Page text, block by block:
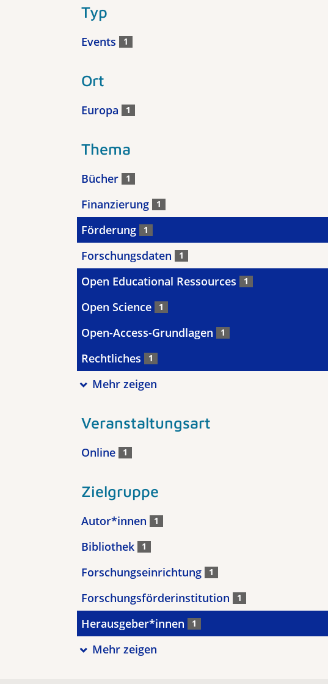
Typ
Events 1
Ort
Europa 1
Thema
Bücher 1
Finanzierung 1
Förderung 1
Forschungsdaten 1
Open Educational Ressources 1
Open Science 1
Open-Access-Grundlagen 1
Rechtliches 1
Mehr zeigen
Veranstaltungsart
Online 1
Zielgruppe
Autor*innen 1
Bibliothek 1
Forschungseinrichtung 1
Forschungsförderinstitution 1
Herausgeber*innen 1
Mehr zeigen